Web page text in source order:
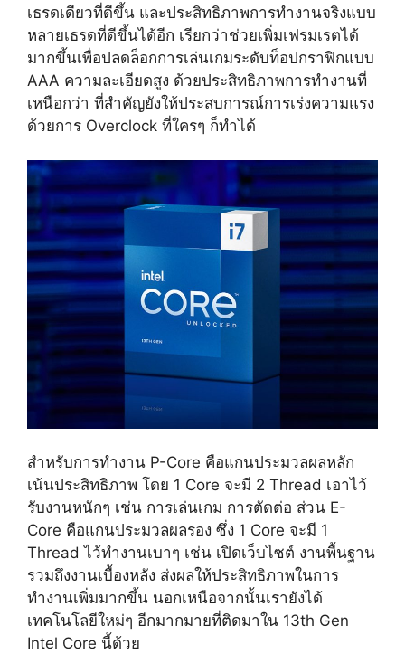
เธรดเดียวที่ดีขึ้น และประสิทธิภาพการทำงานจริงแบบ
หลายเธรดที่ดีขึ้นได้อีก เรียกว่าช่วยเพิ่มเฟรมเรตได้
มากขึ้นเพื่อปลดล็อกการเล่นเกมระดับท็อปกราฟิกแบบ
AAA ความละเอียดสูง ด้วยประสิทธิภาพการทำงานที่
เหนือกว่า ที่สำคัญยังให้ประสบการณ์การเร่งความแรง
ด้วยการ Overclock ที่ใครๆ ก็ทำได้
สำหรับการทำงาน P-Core คือแกนประมวลผลหลัก
เน้นประสิทธิภาพ โดย 1 Core จะมี 2 Thread เอาไว้
รับงานหนักๆ เช่น การเล่นเกม การตัดต่อ ส่วน E-
Core คือแกนประมวลผลรอง ซึ่ง 1 Core จะมี 1
Thread ไว้ทำงานเบาๆ เช่น เปิดเว็บไซต์ งานพื้นฐาน
รวมถึงงานเบื้องหลัง ส่งผลให้ประสิทธิภาพในการ
ทำงานเพิ่มมากขึ้น นอกเหนือจากนั้นเรายังได้
เทคโนโลยีใหม่ๆ อีกมากมายที่ติดมาใน 13th Gen
Intel Core นี้ด้วย